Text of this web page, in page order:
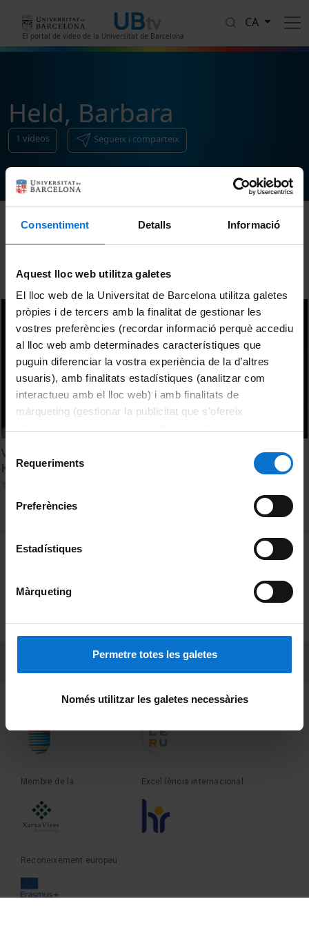
Consentiment Detalls Informació
Aquest lloc web utilitza galetes
El lloc web de la Universitat de Barcelona utilitza galetes
pròpies i de tercers amb la finalitat de gestionar les
vostres preferències (recordar informació perquè accediu
al lloc web amb determinades característiques que
puguin diferenciar la vostra experiència de la d’altres
usuaris), amb finalitats estadístiques (analitzar com
interactueu amb el lloc web) i amb finalitats de
màrqueting (gestionar la publicitat que s’ofereix
consultar laPolítica de galetes del lloc web de la
de Requeriments
Preferències
Estadístiques
Màrqueting
Permetre totes les galetes
Només utilitzar les galetes necessàries
El portal de vídeo de la Universitat de Barcelona
CA
Held, Barbara
1 vídeos Segueix i comparteix
Ordenar
VI Cicle de la Música a la UB. Actuació de B. Held, J. Kim i R.
Kuvila
MENÚ PEU 1
Privadesa i termes
Sobre UBtv
Fundadora de la Membre de la
Membre de la Excel·lència internacional
Reconeixement europeu